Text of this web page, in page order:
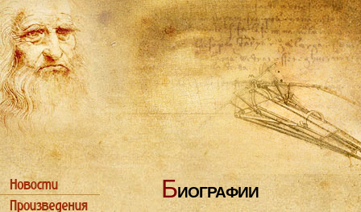
БИОГРАФИИ